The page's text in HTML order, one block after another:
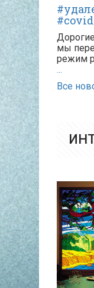
мы
режим
...
Все